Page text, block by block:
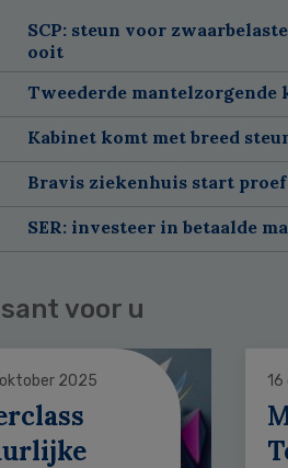
SCP: steun voor
ooit
Tweederde
Kabinet komt met breed
Bravis ziekenhuis start
SER: investeer in betaalde
voor u
2025